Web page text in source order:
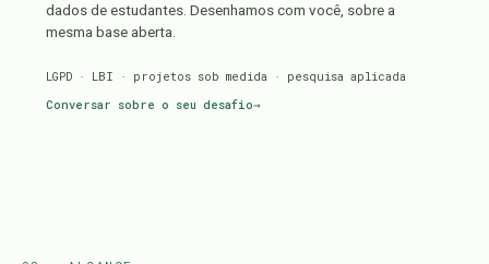
dados de estudantes. Desenhamos com você, sobre a
mesma base aberta.
LGPD · LBI · projetos sob medida · pesquisa aplicada
Conversar sobre o seu desafio→